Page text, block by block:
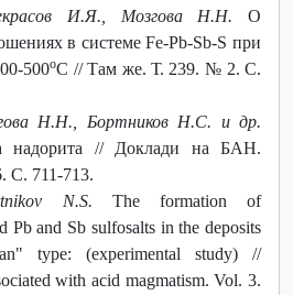
И.Я., Мозгова Н.Н. О
в системе Fe-Pb-Sb-S при
500оС // Там же. Т. 239. № 2. С.
Н.Н., Бортников Н.С. и др.
надорита // Доклади на БАН.
С. 711-713.
N.S. The formation of
Pb and Sb sulfosalts in the deposits
type: (experimental study) //
with acid magmatism. Vol. 3.